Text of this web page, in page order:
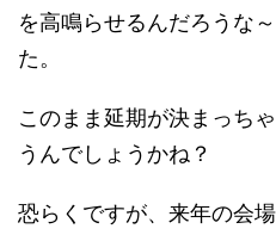
を高鳴らせるんだろうな
た。
このまま延期が決まっち
うんでしょうかね？
恐らくですが、来年の会